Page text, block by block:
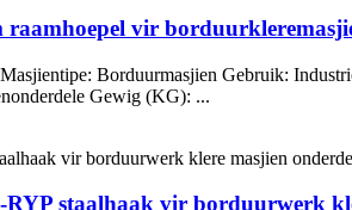
vir
Borduurmasjien Gebruik:
Gewig (KG): ...
staalhaak vir borduurwerk